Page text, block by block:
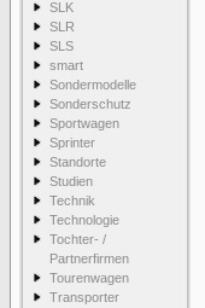
SLK
SLR
SLS
smart
Sondermodelle
Sonderschutz
Sportwagen
Sprinter
Standorte
Studien
Technik
Technologie
Tochter- /
Partnerfirmen
Tourenwagen
Transporter